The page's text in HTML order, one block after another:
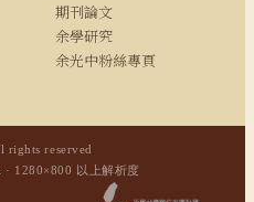
期刊論文
余學研究
余光中粉絲專頁
rights reserved
1280×800 以上解析度